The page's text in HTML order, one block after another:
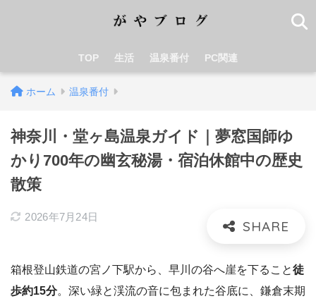
TOP 生活 温泉番付 PC関連
ホーム 温泉番付
神奈川・堂ヶ島温泉ガイド｜夢窓国師ゆ
かり700年の幽玄秘湯・宿泊休館中の歴史
散策
2026年7月24日
箱根登山鉄道の宮ノ下駅から、早川の谷へ崖を下ること徒
歩約15分。深い緑と渓流の音に包まれた谷底に、鎌倉末期